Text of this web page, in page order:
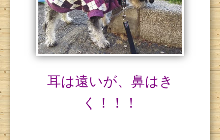
耳は遠いが、鼻はき
く！！！